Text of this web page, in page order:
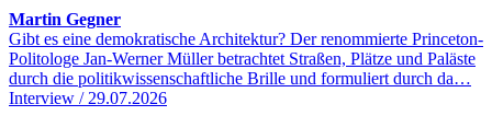
Martin Gegner
Gibt es eine demokratische Architektur? Der renommierte Princeton-
Politologe Jan-Werner Müller betrachtet Straßen, Plätze und Paläste
durch die politikwissenschaftliche Brille und formuliert durch da…
Interview / 29.07.2026